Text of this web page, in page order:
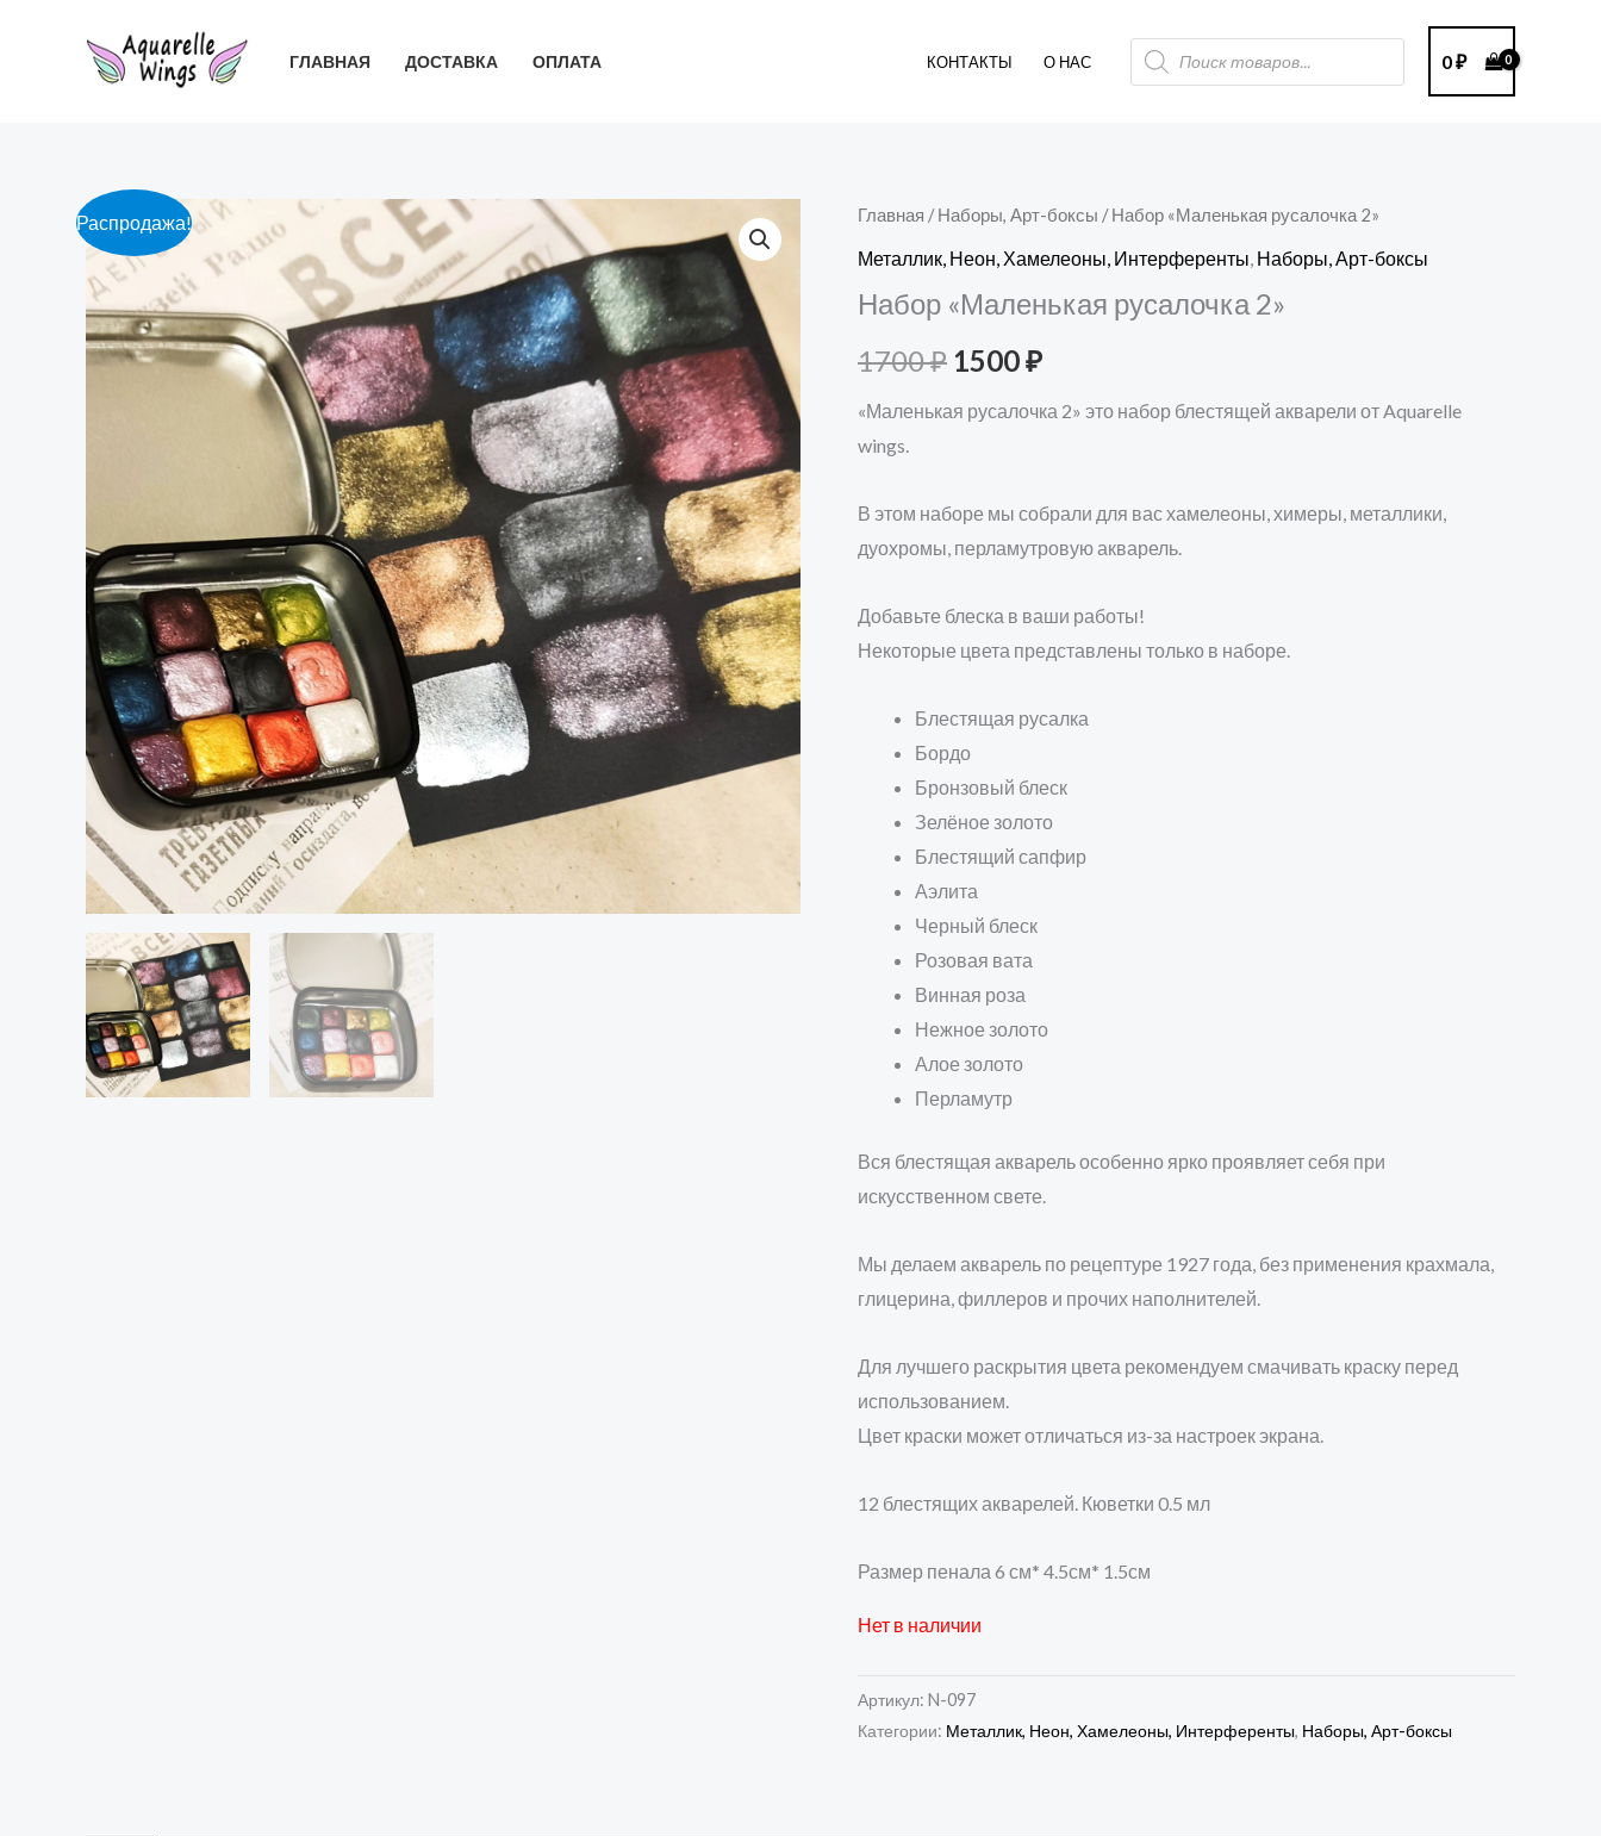
содержимому
ГЛАВНАЯ ДОСТАВКА ОПЛАТА КОНТАКТЫ О НАС
Поиск
товаров
0₽
Распродажа! Главная /Наборы, Арт-боксы / Набор «Маленькая русалочка 2»
Металлик, Неон, Хамелеоны, Интерференты Наборы, Арт-боксы
Набор «Маленькая русалочка 2»
1700₽
Первоначальная
цена
составляла
1700 ₽.
1500₽
Текущая
цена:
1500 ₽.
«Маленькая русалочка 2» это набор блестящей акварели от Aquarelle
wings.
В этом наборе мы собрали для вас хамелеоны, химеры, металлики,
дуохромы, перламутровую акварель.
Добавьте блеска в ваши работы!
Некоторые цвета представлены только в наборе.
Блестящая русалка
Бордо
Бронзовый блеск
Зелёное золото
Блестящий сапфир
Аэлита
Черный блеск
Розовая вата
Винная роза
Нежное золото
Алое золото
Перламутр
Вся блестящая акварель особенно ярко проявляет себя при
искусственном свете.
Мы делаем акварель по рецептуре 1927 года, без применения крахмала,
глицерина, филлеров и прочих наполнителей.
Для лучшего раскрытия цвета рекомендуем смачивать краску перед
использованием.
Цвет краски может отличаться из-за настроек экрана.
12 блестящих акварелей. Кюветки 0.5 мл
Размер пенала 6 см* 4.5см* 1.5см
Нет в наличии
Артикул: N-097
Категории: Металлик, Неон, Хамелеоны, Интерференты, Наборы, Арт-боксы